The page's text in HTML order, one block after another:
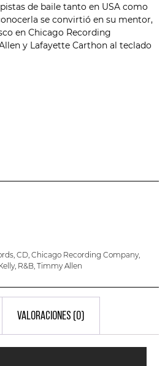
de baile tanto en USA como
se convirtió en su mentor,
en Chicago Recording
y Lafayette Carthon al teclado
, CD, Chicago Recording Company,
, R&B, Timmy Allen
VALORACIONES (0)